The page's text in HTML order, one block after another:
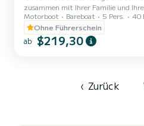
zusammen mit Ihrer Familie und
wunderschönen ligurischen Küste amüsieren
ist das ideale Boot, um die
Riviera und an der Côte d'Azur in
Minuten erreichen Sie Menton oder in
Motorboot Bareboat 5 Pers. 40
Ohne Führerschein
ab $219,30
‹ Zurück